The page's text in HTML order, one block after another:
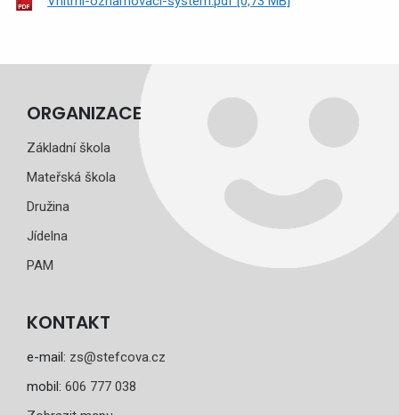
ORGANIZACE
Základní škola
Mateřská škola
Družina
Jídelna
PAM
KONTAKT
e-mail: zs@stefcova.cz
mobil: 606 777 038